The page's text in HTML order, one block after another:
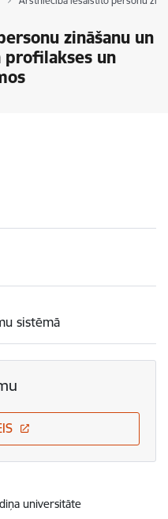
zināšanu un
profilakses un
sistēmā
universitāte